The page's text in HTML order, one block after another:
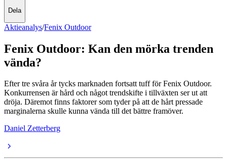
Dela
Aktieanalys/Fenix Outdoor
Fenix Outdoor: Kan den mörka trenden
vända?
Efter tre svåra år tycks marknaden fortsatt tuff för Fenix Outdoor.
Konkurrensen är hård och något trendskifte i tillväxten ser ut att
dröja. Däremot finns faktorer som tyder på att de hårt pressade
marginalerna skulle kunna vända till det bättre framöver.
Daniel Zetterberg